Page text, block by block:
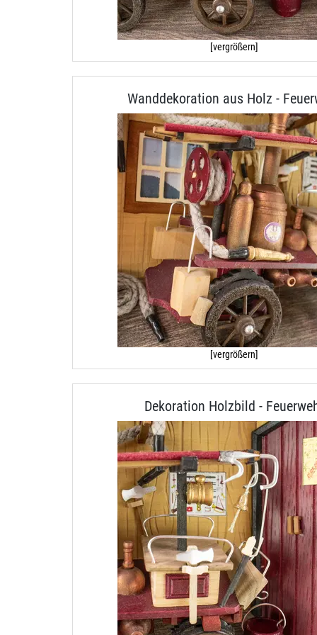
[vergrößern]
Wanddekoration aus Holz -
[vergrößern]
Dekoration Holzbild -